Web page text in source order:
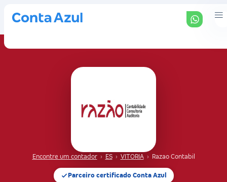
Encontre um contador › ES › VITORIA › Razao Contabil
Parceiro certificado Conta Azul